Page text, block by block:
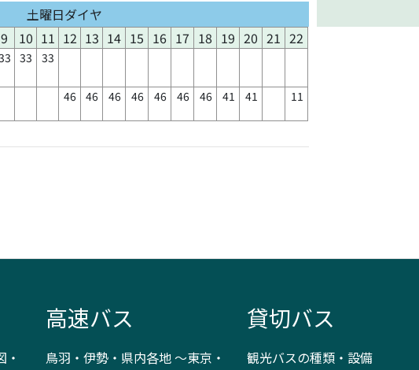
土曜日ダイヤ
9 10 11 12 13 14 15 16 17 18 19 20 21 22
33 33
46 46 46 46 46 46 46 41 41 11
高速バス
鳥羽・伊勢・県内各地 ～東京・
貸切バス
観光バスの種類・設備